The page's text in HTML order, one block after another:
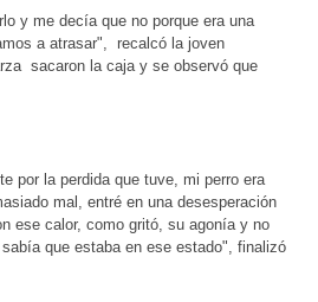
y me decía que no porque era una
a atrasar", recalcó la joven
sacaron la caja y se observó que
por la perdida que tuve, mi perro era
mal, entré en una desesperación
ese calor, como gritó, su agonía y no
que estaba en ese estado", finalizó